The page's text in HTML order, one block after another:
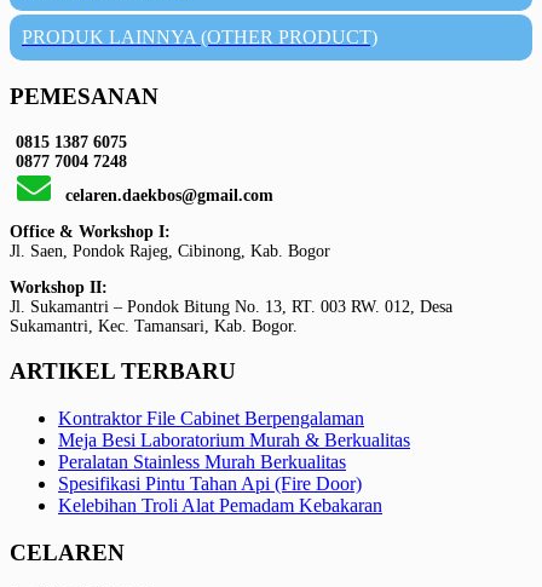
PRODUK LAINNYA (OTHER PRODUCT)
PEMESANAN
0815 1387 6075
0877 7004 7248
celaren.daekbos@gmail.com
Office & Workshop I:
Jl. Saen, Pondok Rajeg, Cibinong, Kab. Bogor
Workshop II:
Jl. Sukamantri – Pondok Bitung No. 13, RT. 003 RW. 012, Desa
Sukamantri, Kec. Tamansari, Kab. Bogor.
ARTIKEL TERBARU
Kontraktor File Cabinet Berpengalaman
Meja Besi Laboratorium Murah & Berkualitas
Peralatan Stainless Murah Berkualitas
Spesifikasi Pintu Tahan Api (Fire Door)
Kelebihan Troli Alat Pemadam Kebakaran
CELAREN